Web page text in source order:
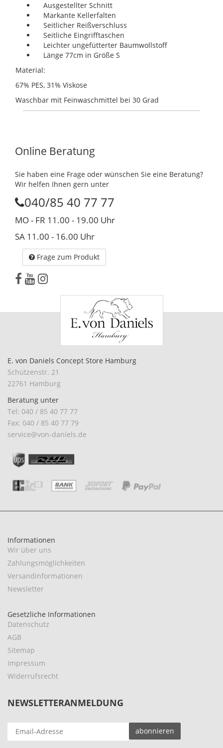
Ausgestellter Schnitt
Markante Kellerfalten
Seitlicher Reißverschluss
Seitliche Eingrifftaschen
Leichter ungefütterter Baumwollstoff
Länge 77cm in Größe S
Material:
67% PES, 31% Viskose
Waschbar mit Feinwaschmittel bei 30 Grad
Online Beratung
Sie haben eine Frage oder wünschen Sie eine Beratung?
Wir helfen Ihnen gern unter
040/85 40 77 77
MO - FR 11.00 - 19.00 Uhr
SA 11.00 - 16.00 Uhr
Frage zum Produkt
E. von Daniels Concept Store Hamburg
Schützenstr. 21
22761 Hamburg
Beratung unter
Tel: 040 / 85 40 77 77
Fax: 040 / 85 40 77 79
service@von-daniels.de
Informationen
Wir über uns
Zahlungsmöglichkeiten
Versandinformationen
Newsletter
Gesetzliche Informationen
Datenschutz
AGB
Sitemap
Impressum
Widerrufsrecht
NEWSLETTERANMELDUNG
EMAIL-
ADRESSE
abonnieren